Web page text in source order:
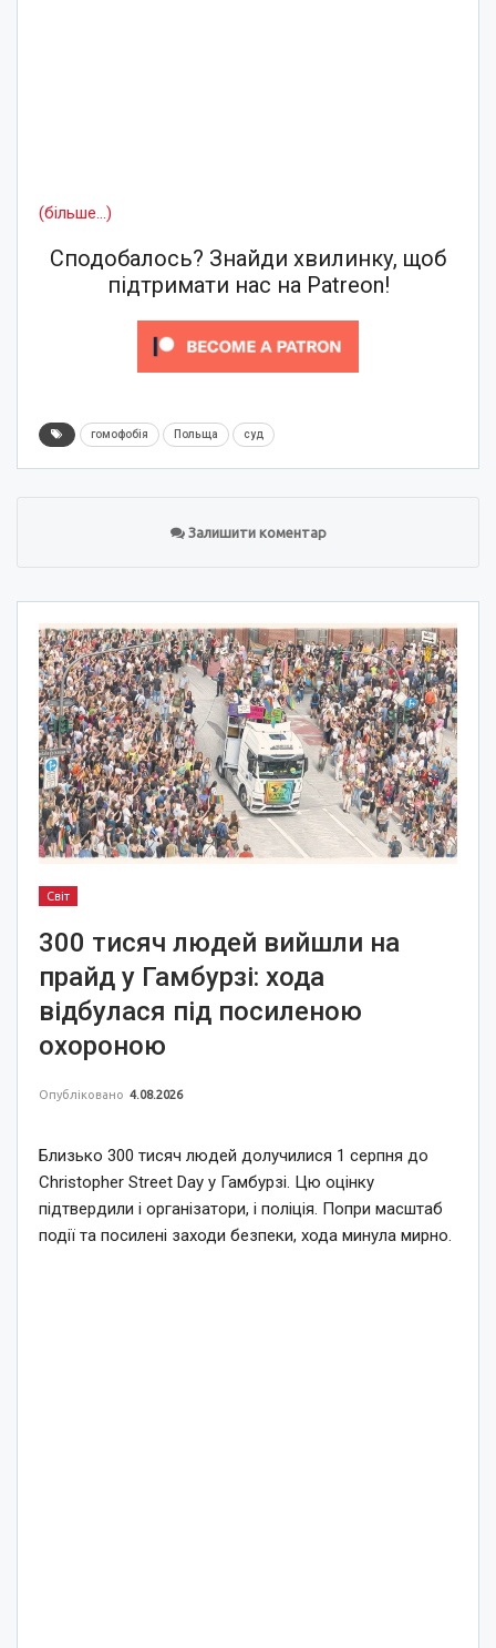
(більше…)
Сподобалось? Знайди хвилинку, щоб
підтримати нас на Patreon!
гомофобія Польща суд
Залишити коментар
Світ
300 тисяч людей вийшли на
прайд у Гамбурзі: хода
відбулася під посиленою
охороною
Опубліковано 4.08.2026
Близько 300 тисяч людей долучилися 1 серпня до
Christopher Street Day у Гамбурзі. Цю оцінку
підтвердили і організатори, і поліція. Попри масштаб
події та посилені заходи безпеки, хода минула мирно.